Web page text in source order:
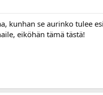
kunhan se aurinko tulee
eiköhän tämä tästä!